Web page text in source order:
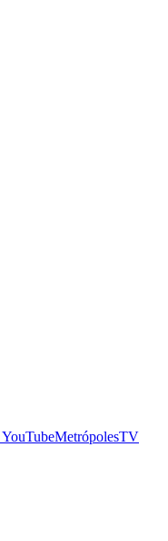
YouTubeMetrópolesTV